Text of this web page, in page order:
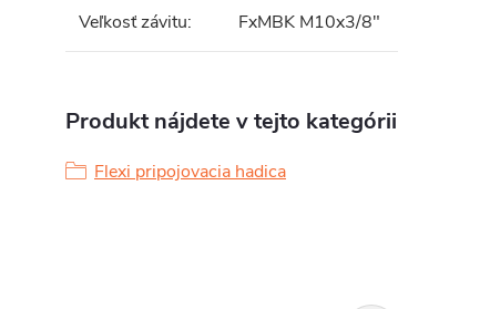
Veľkosť závitu: FxMBK M10x3/8"
Produkt nájdete v tejto kategórii
Flexi pripojovacia hadica